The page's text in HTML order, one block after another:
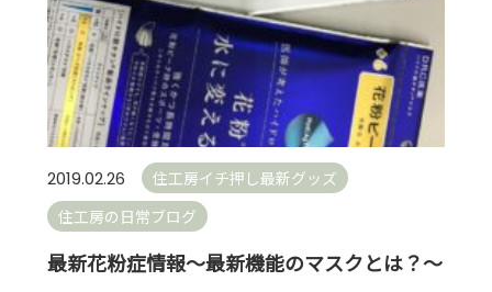
2019.02.26
住工房イチ押し最新グッズ
住工房の日常ブログ
最新花粉症情報～最新機能のマスクとは？～